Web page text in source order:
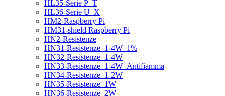
HL35-Serie P_T
HL36-Serie U_X
HM2-Raspberry Pi
HM31-shield Raspberry Pi
HN2-Resistenze
HN31-Resistenze_1-4W_1%
HN32-Resistenze_1-4W
HN33-Resistenze_1-4W_Antifiamma
HN34-Resistenze_1-2W
HN35-Resistenze_1W
HN36-Resistenze_2W